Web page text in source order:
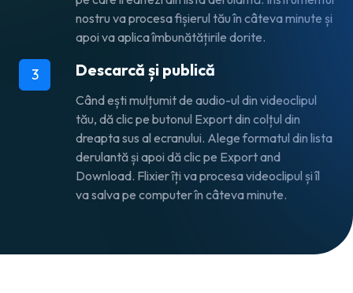
nostru va procesa fișierul tău în câteva minute și
apoi va aplica îmbunătățirile dorite.
3 Descarcă și publică
Când ești mulțumit de audio-ul din videoclipul
tău, dă clic pe butonul Exportdin colțul din
dreapta sus al ecranului. Alege formatul din lista
derulantă și apoi dă clic pe Export and
Download. Flixier îți va procesa videoclipul și îl
va salva pe computer în câteva minute.